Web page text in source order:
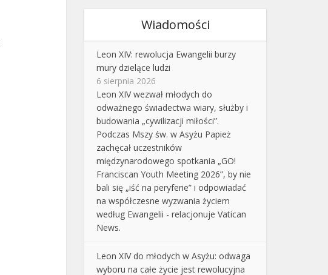
Wiadomości
Leon XIV: rewolucja Ewangelii burzy
mury dzielące ludzi
6 sierpnia 2026
Leon XIV wezwał młodych do
odważnego świadectwa wiary, służby i
budowania „cywilizacji miłości”.
Podczas Mszy św. w Asyżu Papież
zachęcał uczestników
międzynarodowego spotkania „GO!
Franciscan Youth Meeting 2026”, by nie
bali się „iść na peryferie” i odpowiadać
na współczesne wyzwania życiem
według Ewangelii - relacjonuje Vatican
News.
Leon XIV do młodych w Asyżu: odwaga
wyboru na całe życie jest rewolucyjna